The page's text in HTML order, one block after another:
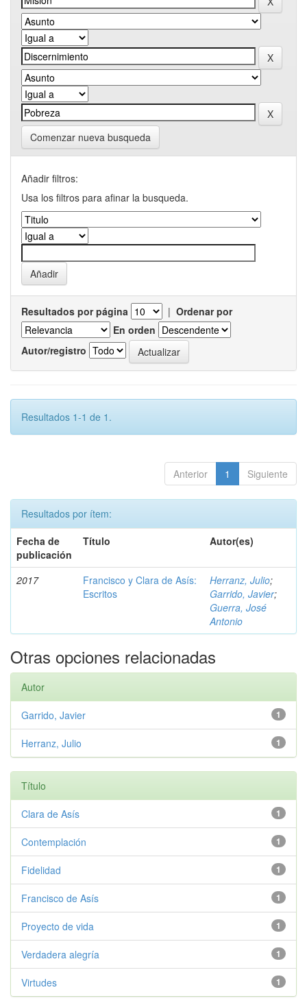
Comenzar nueva busqueda
Añadir filtros:
Usa los filtros para afinar la busqueda.
Resultados por página | Ordenar por
En orden
Autor/registro
Resultados 1-1 de 1.
Anterior 1 Siguiente
Resultados por ítem:
Fecha de
publicación
Título Autor(es)
2017
Francisco y Clara de Asís:
Escritos
Herranz, Julio;
Garrido, Javier;
Guerra, José
Antonio
Otras opciones relacionadas
Autor
1
Garrido, Javier
1
Herranz, Julio
Título
1
Clara de Asís
1
Contemplación
1
Fidelidad
1
Francisco de Asís
1
Proyecto de vida
1
Verdadera alegría
1
Virtudes